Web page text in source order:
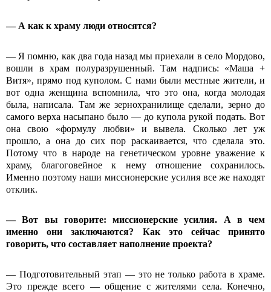
— А как к храму люди относятся?
— Я помню, как два года назад мы приехали в село Мордово,
вошли в храм полуразрушенный. Там надпись: «Маша +
Витя», прямо под куполом. С нами были местные жители, и
вот одна женщина вспомнила, что это она, когда молодая
была, написала. Там же зернохранилище сделали, зерно до
самого верха насыпано было — до купола рукой подать. Вот
она свою «формулу любви» и вывела. Сколько лет уж
прошло, а она до сих пор раскаивается, что сделала это.
Потому что в народе на генетическом уровне уважение к
храму, благоговейное к нему отношение сохранилось.
Именно поэтому наши миссионерские усилия все же находят
отклик.
— Вот вы говорите: миссионерские усилия. А в чем
именно они заключаются? Как это сейчас принято
говорить, что составляет наполнение проекта?
— Подготовительный этап — это не только работа в храме.
Это прежде всего — общение с жителями села. Конечно,